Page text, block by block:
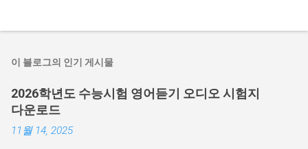
이 블로그의 인기 게시물
2026학년도 수능시험 영어듣기 오디오 시험지
다운로드
11월 14, 2025